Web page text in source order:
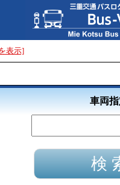
表示]
車両